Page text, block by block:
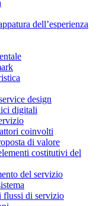
dell’esperienza
design
digitali
coinvolti
di valore
costitutivi del
del servizio
flussi di servizio